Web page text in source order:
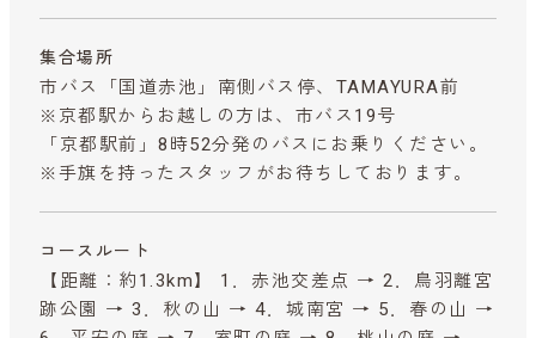
集合場所
市バス「国道赤池」南側バス停、TAMAYURA前
※京都駅からお越しの方は、市バス19号
「京都駅前」8時52分発のバスにお乗りください。
※手旗を持ったスタッフがお待ちしております。
コースルート
【距離：約1.3km】 1．赤池交差点 → 2．鳥羽離宮
跡公園 → 3．秋の山 → 4．城南宮 → 5．春の山 →